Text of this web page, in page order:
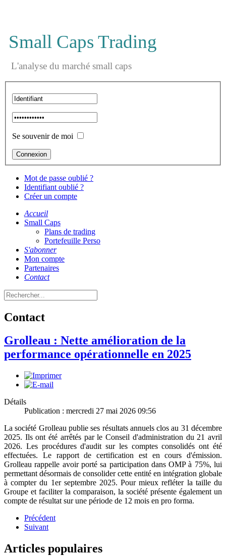
Small Caps Trading
L'analyse du marché small caps
Se souvenir de moi
Mot de passe oublié ?
Identifiant oublié ?
Créer un compte
Accueil
Small Caps
Plans de trading
Portefeuille Perso
S'abonner
Mon compte
Partenaires
Contact
Contact
Grolleau : Nette amélioration de la
performance opérationnelle en 2025
Détails
Publication : mercredi 27 mai 2026 09:56
La société Grolleau publie ses résultats annuels clos au 31 décembre
2025. Ils ont été arrêtés par le Conseil d'administration du 21 avril
2026. Les procédures d'audit sur les comptes consolidés ont été
effectuées. Le rapport de certification est en cours d'émission.
Grolleau rappelle avoir porté sa participation dans OMP à 75%, lui
permettant désormais de consolider cette entité en intégration globale
à compter du 1er septembre 2025. Pour mieux refléter la taille du
Groupe et faciliter la comparaison, la société présente également un
compte de résultat sur une période de 12 mois en pro forma.
Précédent
Suivant
Articles populaires